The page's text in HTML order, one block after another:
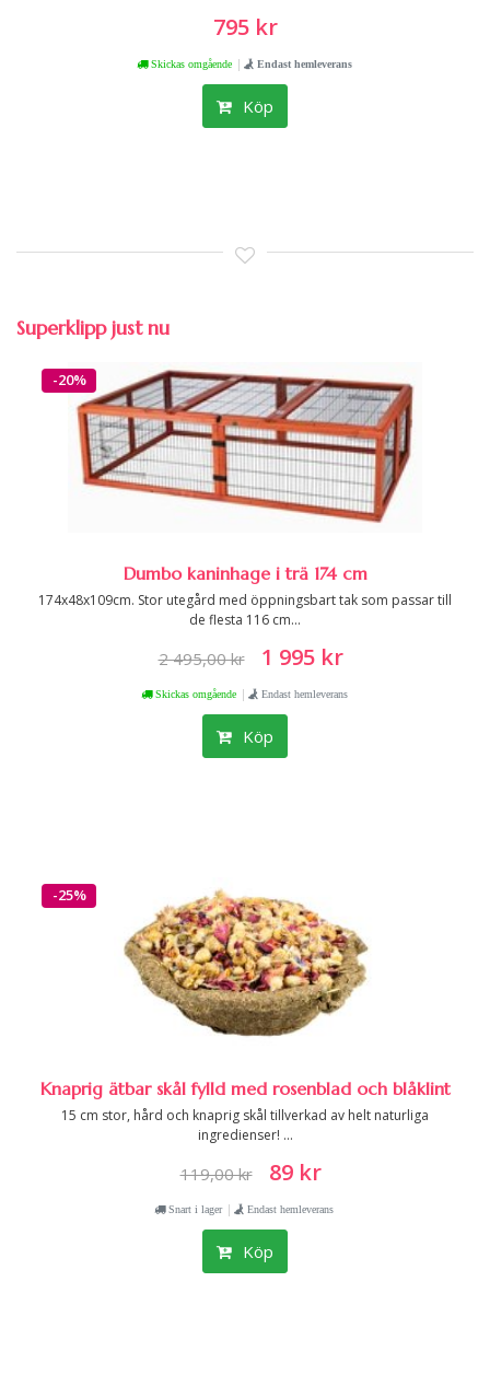
795 kr
Skickas omgående | Endast hemleverans
Köp
Superklipp just nu
-20%
Dumbo kaninhage i trä 174 cm
174x48x109cm. Stor utegård med öppningsbart tak som passar till
de flesta 116 cm...
2 495,00 kr 1 995 kr
Skickas omgående | Endast hemleverans
Köp
-25%
Knaprig ätbar skål fylld med rosenblad och blåklint
15 cm stor, hård och knaprig skål tillverkad av helt naturliga
ingredienser! ...
119,00 kr 89 kr
Snart i lager | Endast hemleverans
Köp